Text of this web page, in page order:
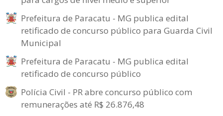
Prefeitura de Paracatu - MG publica edital
retificado de concurso público para Guarda Civil
Municipal
Prefeitura de Paracatu - MG publica edital
retificado de concurso público
Polícia Civil - PR abre concurso público com
remunerações até R$ 26.876,48